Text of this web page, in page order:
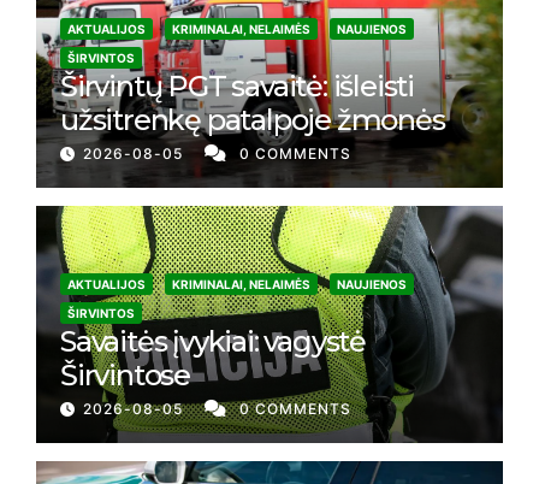
AKTUALIJOS KRIMINALAI, NELAIMĖS
NAUJIENOS
ŠIRVINTOS
Širvintų PGT savaitė: išleisti
užsitrenkę patalpoje žmonės
2026-08-05 0 COMMENTS
AKTUALIJOS KRIMINALAI, NELAIMĖS
NAUJIENOS
ŠIRVINTOS
Savaitės įvykiai: vagystė
Širvintose
2026-08-05 0 COMMENTS